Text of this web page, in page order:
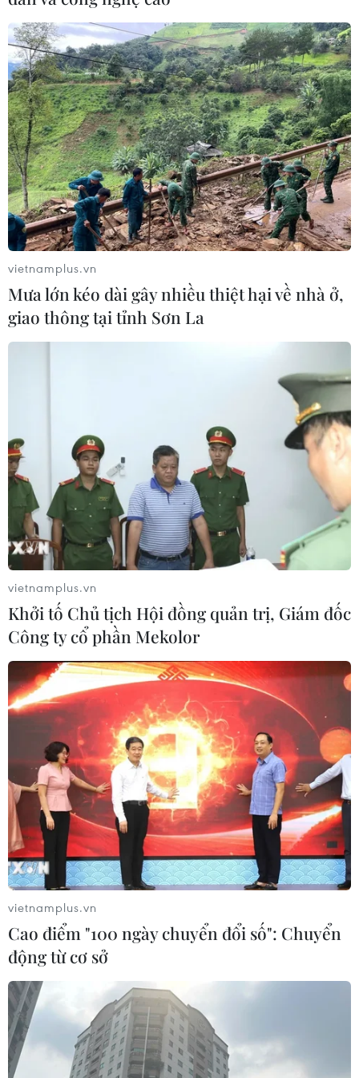
vietnamplus.vn
Mưa lớn kéo dài gây nhiều thiệt hại về nhà ở,
giao thông tại tỉnh Sơn La
vietnamplus.vn
Khởi tố Chủ tịch Hội đồng quản trị, Giám đốc
Công ty cổ phần Mekolor
vietnamplus.vn
Cao điểm "100 ngày chuyển đổi số": Chuyển
động từ cơ sở